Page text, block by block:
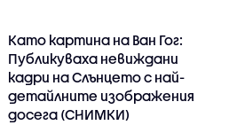
Като картина на Ван Гог:
Публикуваха невиждани
кадри на Слънцето с най-
детайлните изображения
досега (СНИМКИ)